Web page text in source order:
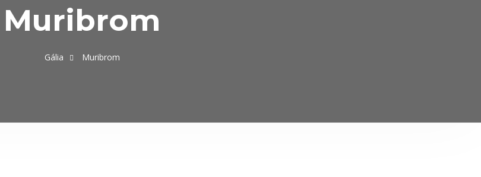
Muribrom
Gália Muribrom